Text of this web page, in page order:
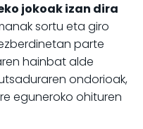
jokoak izan dira
sortu eta giro
parte
hainbat alde
ondorioak,
eguneroko ohituren